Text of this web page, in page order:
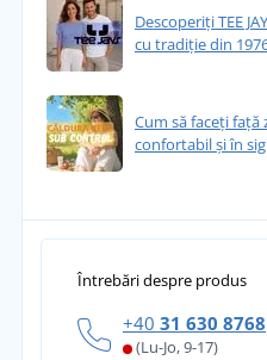
Descoperiți TEE
cu tradiție din
Cum să faceți
confortabil și în
Întrebări despre produs
+40 31 630 8768
(Lu-Jo, 9-17)